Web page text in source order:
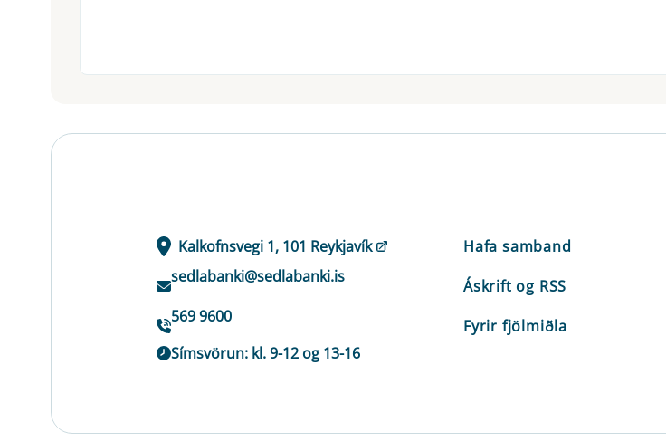
Kalkofnsvegi 1, 101 Reykjavík
sedlabanki@sedlabanki.is
569 9600
Símsvörun: kl. 9-12 og 13-16
Hafa samband
Áskrift og RSS
Fyrir fjölmiðla